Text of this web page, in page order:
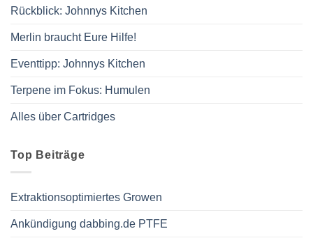
Rückblick: Johnnys Kitchen
Merlin braucht Eure Hilfe!
Eventtipp: Johnnys Kitchen
Terpene im Fokus: Humulen
Alles über Cartridges
Top Beiträge
Extraktionsoptimiertes Growen
Ankündigung dabbing.de PTFE